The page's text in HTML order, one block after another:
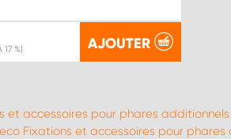
17 %) AJOUTER
et accessoires pour phares additionnels
Fixations et accessoires pour phares